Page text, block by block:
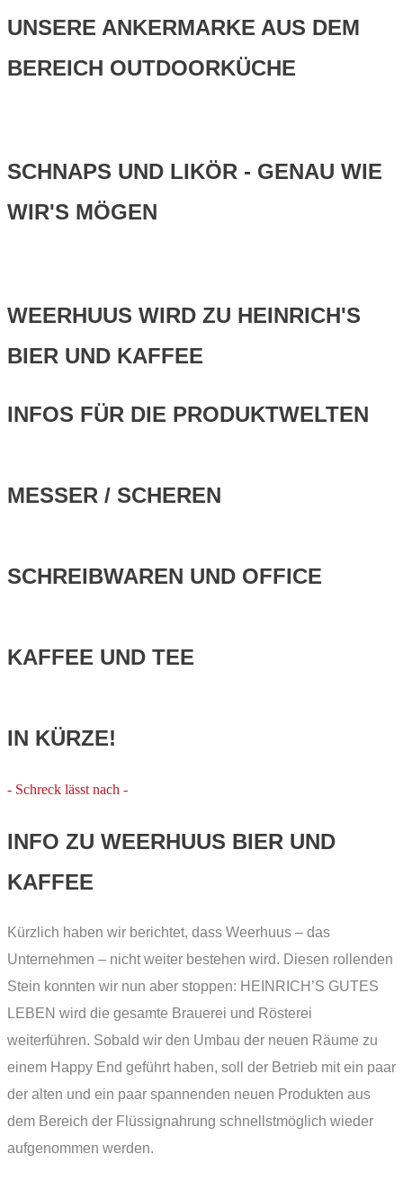
UNSERE ANKERMARKE AUS DEM
BEREICH OUTDOORKÜCHE
SCHNAPS UND LIKÖR - GENAU WIE
WIR'S MÖGEN
WEERHUUS WIRD ZU HEINRICH'S
BIER UND KAFFEE
INFOS FÜR DIE PRODUKTWELTEN
MESSER / SCHEREN
SCHREIBWAREN UND OFFICE
KAFFEE UND TEE
IN KÜRZE!
- Schreck lässt nach -
INFO ZU WEERHUUS BIER UND
KAFFEE
Kürzlich haben wir berichtet, dass Weerhuus – das
Unternehmen – nicht weiter bestehen wird. Diesen rollenden
Stein konnten wir nun aber stoppen: HEINRICH’S GUTES
LEBEN wird die gesamte Brauerei und Rösterei
weiterführen. Sobald wir den Umbau der neuen Räume zu
einem Happy End geführt haben, soll der Betrieb mit ein paar
der alten und ein paar spannenden neuen Produkten aus
dem Bereich der Flüssignahrung schnellstmöglich wieder
aufgenommen werden.